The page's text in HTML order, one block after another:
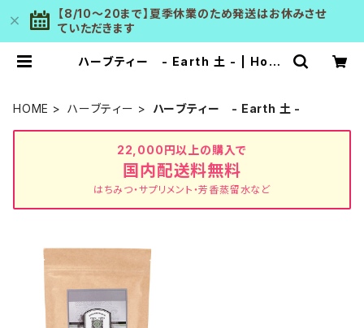
【8/10～20まで】夏季休業のため発送はお休みさせ
ていただきます
ハーブティー - Earth 土 - | Hone
HOME ハーブティー ハーブティー - Earth 土 -
22,000円以上の購入で
国内配送料無料
はちみつ・サプリメント・芳香蒸留水など